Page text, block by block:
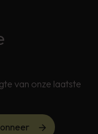
van onze laatste